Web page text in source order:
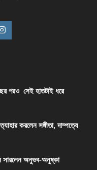
পরও সেই হাতটাই ধরে
করলেন সঙ্গীতা, দাম্পত্যে
সারলেন অনুভব-অনুষ্কা